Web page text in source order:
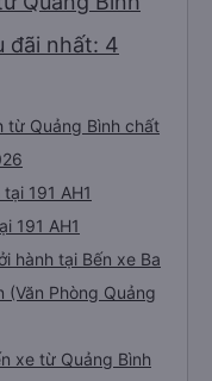
đãi nhất: 4
từ Quảng Bình chất
191 AH1
191 AH1
hành tại Bến xe Ba
Phòng Quảng
xe từ Quảng Bình